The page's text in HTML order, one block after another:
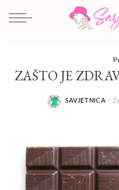
ZAŠTO JE
POSTED
SAVJETNICA